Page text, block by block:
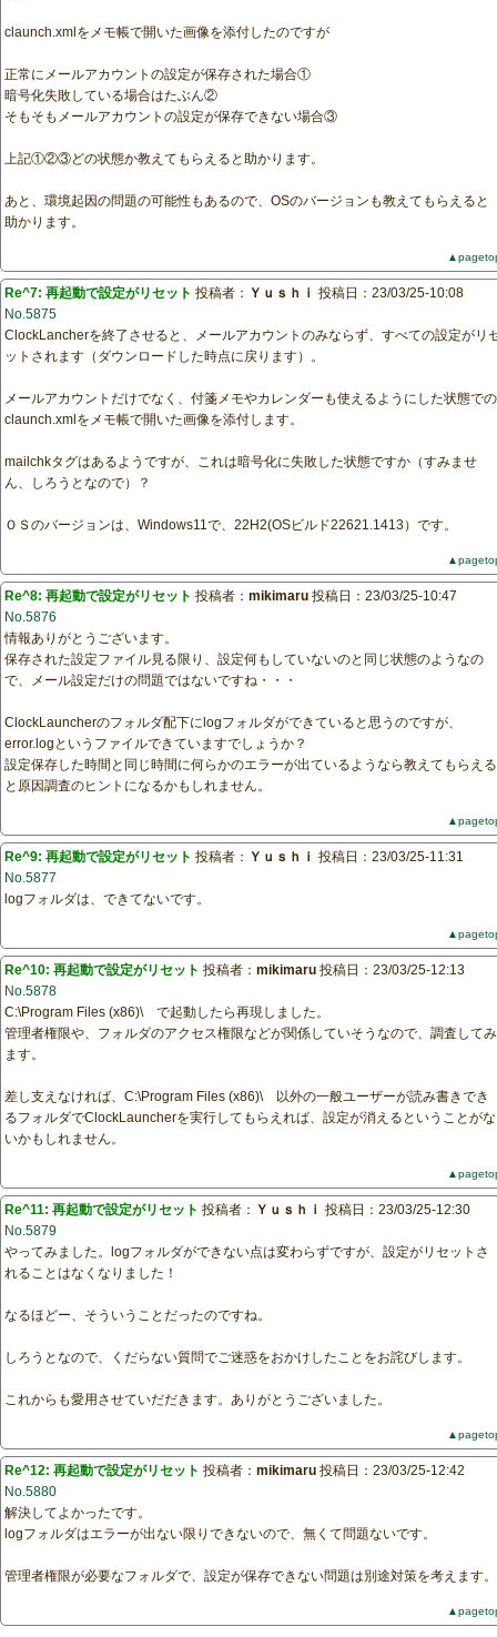
claunch.xmlをメモ帳で開いた画像を添付したのですが
正常にメールアカウントの設定が保存された場合①
暗号化失敗している場合はたぶん②
そもそもメールアカウントの設定が保存できない場合③
上記①②③どの状態か教えてもらえると助かります。
あと、環境起因の問題の可能性もあるので、OSのバージョンも教えてもらえると
助かります。
Re^7: 再起動で設定がリセット 投稿者： Ｙｕｓｈｉ 投稿日：23/03/25-10:08
No.5875
ClockLancherを終了させると、メールアカウントのみならず、すべての設定がリ
ットされます（ダウンロードした時点に戻ります）。
メールアカウントだけでなく、付箋メモやカレンダーも使えるようにした状態での
claunch.xmlをメモ帳で開いた画像を添付します。
mailchkタグはあるようですが、これは暗号化に失敗した状態ですか（すみませ
ん、しろうとなので）？
ＯＳのバージョンは、Windows11で、22H2(OSビルド22621.1413）です。
Re^8: 再起動で設定がリセット 投稿者： mikimaru 投稿日：23/03/25-10:47
No.5876
情報ありがとうございます。
保存された設定ファイル見る限り、設定何もしていないのと同じ状態のようなの
で、メール設定だけの問題ではないですね・・・
ClockLauncherのフォルダ配下にlogフォルダができていると思うのですが、
error.logというファイルできていますでしょうか？
設定保存した時間と同じ時間に何らかのエラーが出ているようなら教えてもらえる
と原因調査のヒントになるかもしれません。
Re^9: 再起動で設定がリセット 投稿者： Ｙｕｓｈｉ 投稿日：23/03/25-11:31
No.5877
logフォルダは、できてないです。
Re^10: 再起動で設定がリセット 投稿者： mikimaru 投稿日：23/03/25-12:13
No.5878
C:\Program Files (x86)\ で起動したら再現しました。
管理者権限や、フォルダのアクセス権限などが関係していそうなので、調査してみ
ます。
差し支えなければ、C:\Program Files (x86)\ 以外の一般ユーザーが読み書きでき
るフォルダでClockLauncherを実行してもらえれば、設定が消えるということがな
いかもしれません。
Re^11: 再起動で設定がリセット 投稿者： Ｙｕｓｈｉ 投稿日：23/03/25-12:30
No.5879
やってみました。logフォルダができない点は変わらずですが、設定がリセットさ
れることはなくなりました！
なるほどー、そういうことだったのですね。
しろうとなので、くだらない質問でご迷惑をおかけしたことをお詫びします。
これからも愛用させていだだきます。ありがとうございました。
Re^12: 再起動で設定がリセット 投稿者： mikimaru 投稿日：23/03/25-12:42
No.5880
解決してよかったです。
logフォルダはエラーが出ない限りできないので、無くて問題ないです。
管理者権限が必要なフォルダで、設定が保存できない問題は別途対策を考えます。